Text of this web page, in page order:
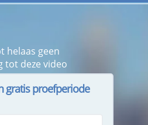
helaas geen
tot deze video
gratis proefperiode